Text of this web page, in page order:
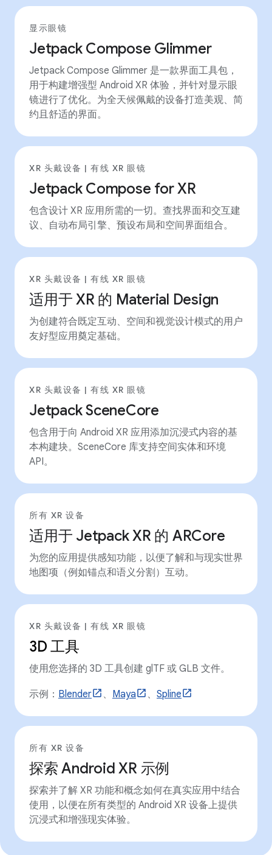
显示眼镜
Jetpack Compose Glimmer
Jetpack Compose Glimmer 是一款界面工具包，
用于构建增强型 Android XR 体验，并针对显示眼
镜进行了优化。为全天候佩戴的设备打造美观、简
约且舒适的界面。
XR 头戴设备 | 有线 XR 眼镜
Jetpack Compose for XR
包含设计 XR 应用所需的一切。查找界面和交互建
议、自动布局引擎、预设布局和空间界面组合。
XR 头戴设备 | 有线 XR 眼镜
适用于 XR 的 Material Design
为创建符合既定互动、空间和视觉设计模式的用户
友好型应用奠定基础。
XR 头戴设备 | 有线 XR 眼镜
Jetpack SceneCore
包含用于向 Android XR 应用添加沉浸式内容的基
本构建块。SceneCore 库支持空间实体和环境
API。
所有 XR 设备
适用于 Jetpack XR 的 ARCore
为您的应用提供感知功能，以便了解和与现实世界
地图项（例如锚点和语义分割）互动。
XR 头戴设备 | 有线 XR 眼镜
3D 工具
使用您选择的 3D 工具创建 glTF 或 GLB 文件。
示例： Blender 、 Maya 、 Spline
所有 XR 设备
探索 Android XR 示例
探索并了解 XR 功能和概念如何在真实应用中结合
使用，以便在所有类型的 Android XR 设备上提供
沉浸式和增强现实体验。